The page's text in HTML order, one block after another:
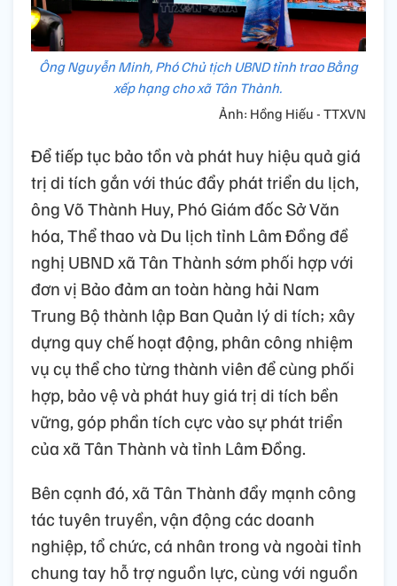
Ông Nguyễn Minh, Phó Chủ tịch UBND tỉnh trao Bằng
xếp hạng cho xã Tân Thành.
Ảnh: Hồng Hiếu - TTXVN
Để tiếp tục bảo tồn và phát huy hiệu quả giá
trị di tích gắn với thúc đẩy phát triển du lịch,
ông Võ Thành Huy, Phó Giám đốc Sở Văn
hóa, Thể thao và Du lịch tỉnh Lâm Đồng đề
nghị UBND xã Tân Thành sớm phối hợp với
đơn vị Bảo đảm an toàn hàng hải Nam
Trung Bộ thành lập Ban Quản lý di tích; xây
dựng quy chế hoạt động, phân công nhiệm
vụ cụ thể cho từng thành viên để cùng phối
hợp, bảo vệ và phát huy giá trị di tích bền
vững, góp phần tích cực vào sự phát triển
của xã Tân Thành và tỉnh Lâm Đồng.
Bên cạnh đó, xã Tân Thành đẩy mạnh công
tác tuyên truyền, vận động các doanh
nghiệp, tổ chức, cá nhân trong và ngoài tỉnh
chung tay hỗ trợ nguồn lực, cùng với nguồn